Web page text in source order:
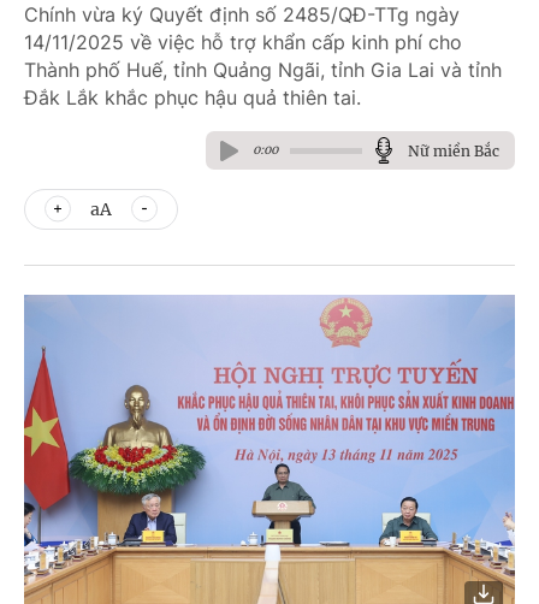
Chính vừa ký Quyết định số 2485/QĐ-TTg ngày
14/11/2025 về việc hỗ trợ khẩn cấp kinh phí cho
Thành phố Huế, tỉnh Quảng Ngãi, tỉnh Gia Lai và tỉnh
Đắk Lắk khắc phục hậu quả thiên tai.
0:00 Nữ miền Bắc
aA